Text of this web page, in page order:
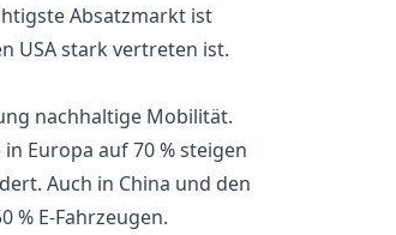
Absatzmarkt ist
USA stark vertreten ist.
nachhaltige Mobilität.
Europa auf 70 % steigen
Auch in China und den
% E-Fahrzeugen.